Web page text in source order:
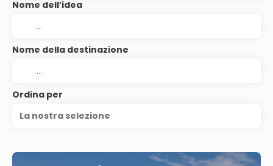
Nome dell’idea
Nome della destinazione
Ordina per
La nostra selezione